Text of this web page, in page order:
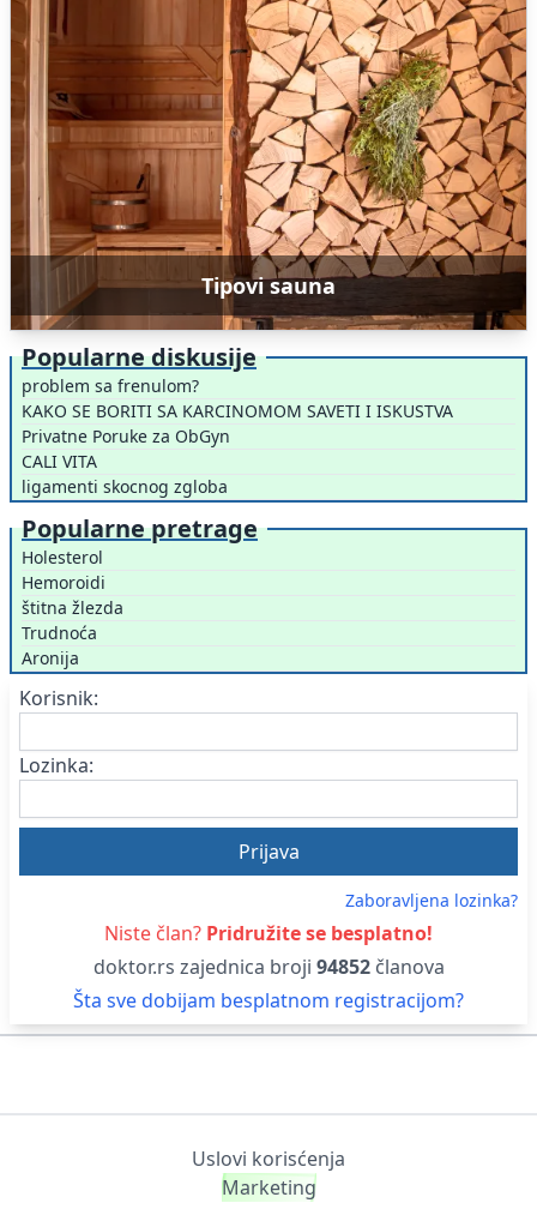
Tipovi sauna
Popularne diskusije
problem sa frenulom?
KAKO SE BORITI SA KARCINOMOM SAVETI I ISKUSTVA
Privatne Poruke za ObGyn
CALI VITA
ligamenti skocnog zgloba
Popularne pretrage
Holesterol
Hemoroidi
štitna žlezda
Trudnoća
Aronija
Korisnik:
Lozinka:
Zaboravljena lozinka?
Niste član? Pridružite se besplatno!
doktor.rs zajednica broji 94852članova
Šta sve dobijam besplatnom registracijom?
Uslovi korisćenja
Marketing